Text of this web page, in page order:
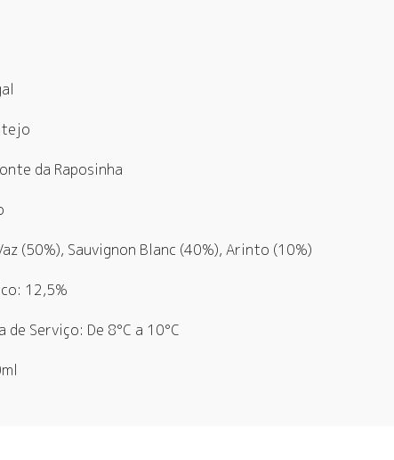
da Raposinha
(50%), Sauvignon Blanc (40%), Arinto (10%)
12,5%
Serviço: De 8°C a 10°C